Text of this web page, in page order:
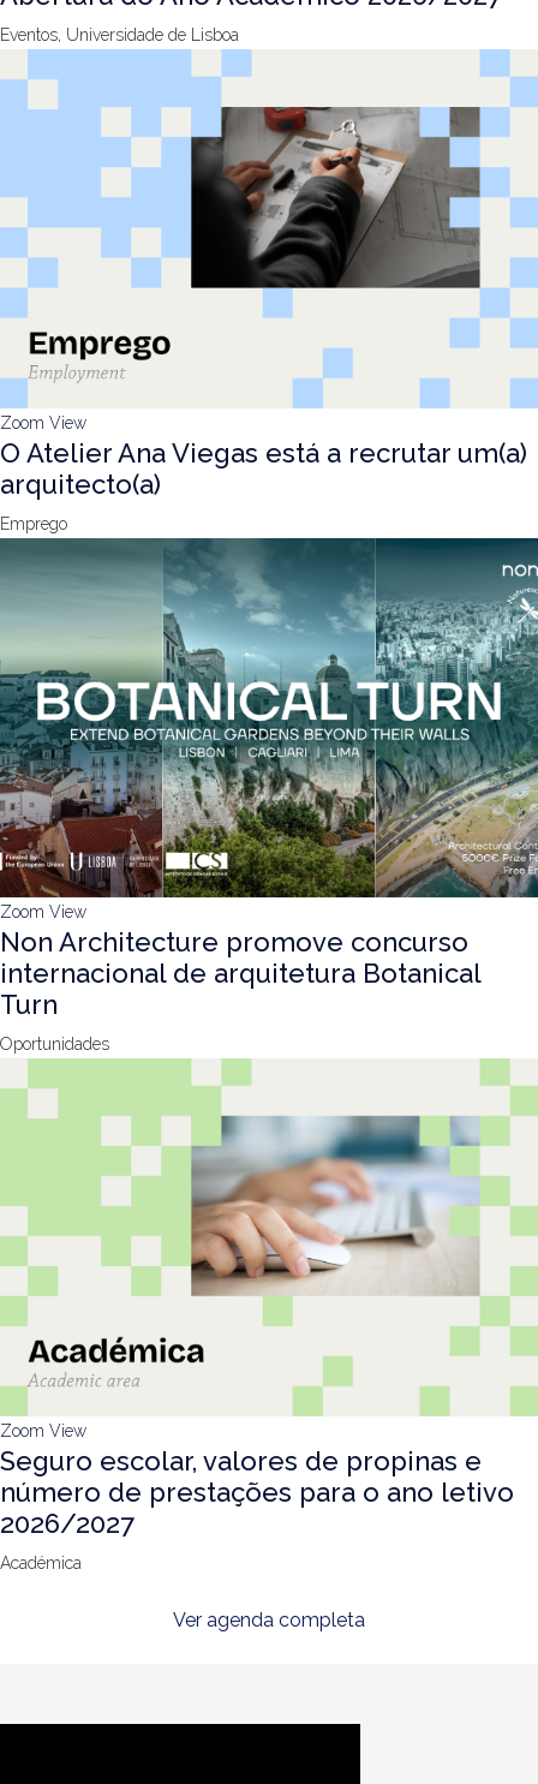
Eventos, Universidade de Lisboa
Zoom View
O Atelier Ana Viegas está a recrutar um(a)
arquitecto(a)
Emprego
Zoom View
Non Architecture promove concurso
internacional de arquitetura Botanical
Turn
Oportunidades
Zoom View
Seguro escolar, valores de propinas e
número de prestações para o ano letivo
2026/2027
Académica
Ver agenda completa